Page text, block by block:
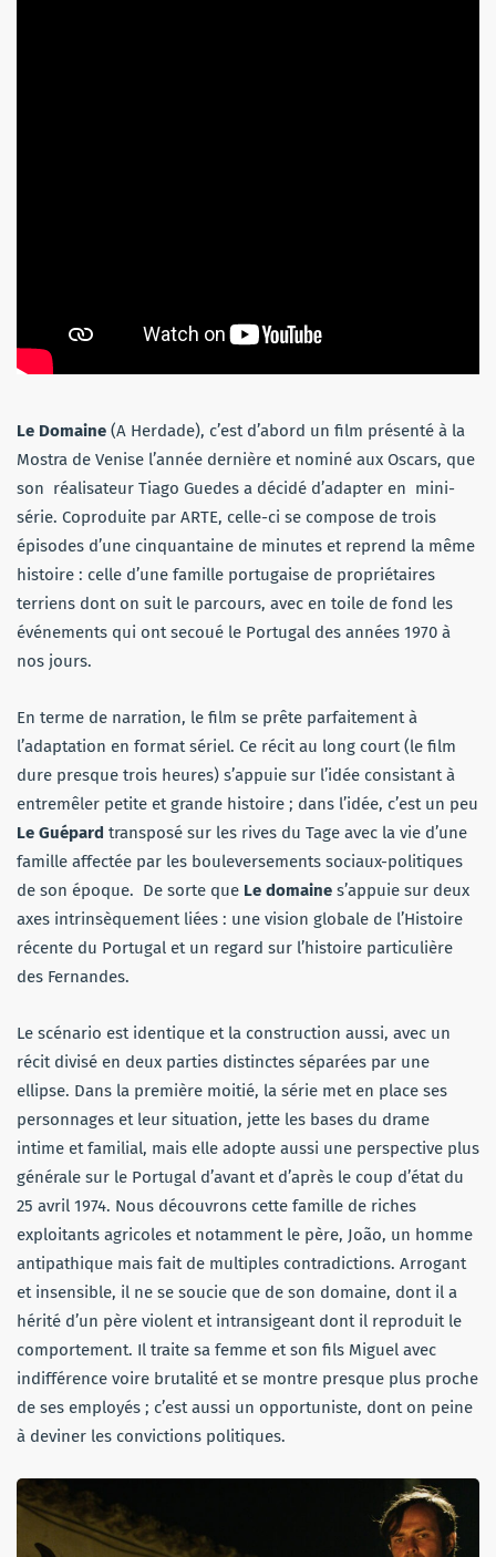
Le Domaine (A Herdade), c’est d’abord un film présenté à la
Mostra de Venise l’année dernière et nominé aux Oscars, que
son réalisateur Tiago Guedes a décidé d’adapter en mini-
série. Coproduite par ARTE, celle-ci se compose de trois
épisodes d’une cinquantaine de minutes et reprend la même
histoire : celle d’une famille portugaise de propriétaires
terriens dont on suit le parcours, avec en toile de fond les
événements qui ont secoué le Portugal des années 1970 à
nos jours.
En terme de narration, le film se prête parfaitement à
l’adaptation en format sériel. Ce récit au long court (le film
dure presque trois heures) s’appuie sur l’idée consistant à
entremêler petite et grande histoire ; dans l’idée, c’est un peu
Le Guépard transposé sur les rives du Tage avec la vie d’une
famille affectée par les bouleversements sociaux-politiques
de son époque. De sorte que Le domaine s’appuie sur deux
axes intrinsèquement liées : une vision globale de l’Histoire
récente du Portugal et un regard sur l’histoire particulière
des Fernandes.
Le scénario est identique et la construction aussi, avec un
récit divisé en deux parties distinctes séparées par une
ellipse. Dans la première moitié, la série met en place ses
personnages et leur situation, jette les bases du drame
intime et familial, mais elle adopte aussi une perspective plus
générale sur le Portugal d’avant et d’après le coup d’état du
25 avril 1974. Nous découvrons cette famille de riches
exploitants agricoles et notamment le père, João, un homme
antipathique mais fait de multiples contradictions. Arrogant
et insensible, il ne se soucie que de son domaine, dont il a
hérité d’un père violent et intransigeant dont il reproduit le
comportement. Il traite sa femme et son fils Miguel avec
indifférence voire brutalité et se montre presque plus proche
de ses employés ; c’est aussi un opportuniste, dont on peine
à deviner les convictions politiques.